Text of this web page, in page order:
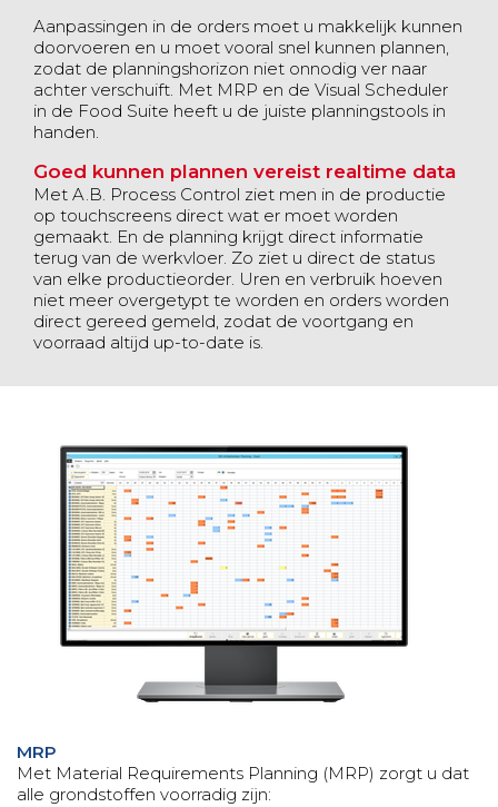
Aanpassingen in de orders moet u makkelijk kunnen
doorvoeren en u moet vooral snel kunnen plannen,
zodat de planningshorizon niet onnodig ver naar
achter verschuift. Met MRP en de Visual Scheduler
in de Food Suite heeft u de juiste planningstools in
handen.
Goed kunnen plannen vereist realtime data
Met A.B. Process Control ziet men in de productie
op touchscreens direct wat er moet worden
gemaakt. En de planning krijgt direct informatie
terug van de werkvloer. Zo ziet u direct de status
van elke productieorder. Uren en verbruik hoeven
niet meer overgetypt te worden en orders worden
direct gereed gemeld, zodat de voortgang en
voorraad altijd up-to-date is.
MRP
Met Material Requirements Planning (MRP) zorgt u dat
alle grondstoffen voorradig zijn: